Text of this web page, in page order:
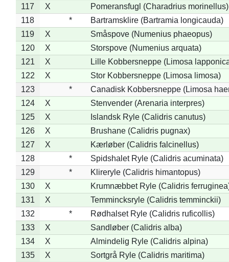
117
X
Pomeransfugl (Charadrius morinellus)
118
*
Bartramsklire (Bartramia longicauda)
119
X
Småspove (Numenius phaeopus)
120
X
Storspove (Numenius arquata)
121
X
Lille Kobbersneppe (Limosa
122
X
Stor Kobbersneppe (Limosa limosa)
123
*
Canadisk Kobbersneppe (Limosa
124
X
Stenvender (Arenaria interpres)
125
X
Islandsk Ryle (Calidris canutus)
126
X
Brushane (Calidris pugnax)
127
X
Kærløber (Calidris falcinellus)
128
*
Spidshalet Ryle (Calidris acuminata)
129
*
Klireryle (Calidris himantopus)
130
X
Krumnæbbet Ryle (Calidris
131
X
Temmincksryle (Calidris temminckii)
132
*
Rødhalset Ryle (Calidris ruficollis)
133
X
Sandløber (Calidris alba)
134
X
Almindelig Ryle (Calidris alpina)
135
X
Sortgrå Ryle (Calidris maritima)